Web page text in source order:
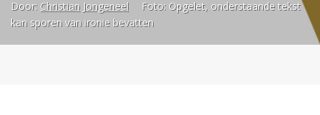
regering, waarin Silvio op de
Door: Christian Jongeneel Foto: Opgelet, onderstaande tekst
kan sporen van ironie bevatten